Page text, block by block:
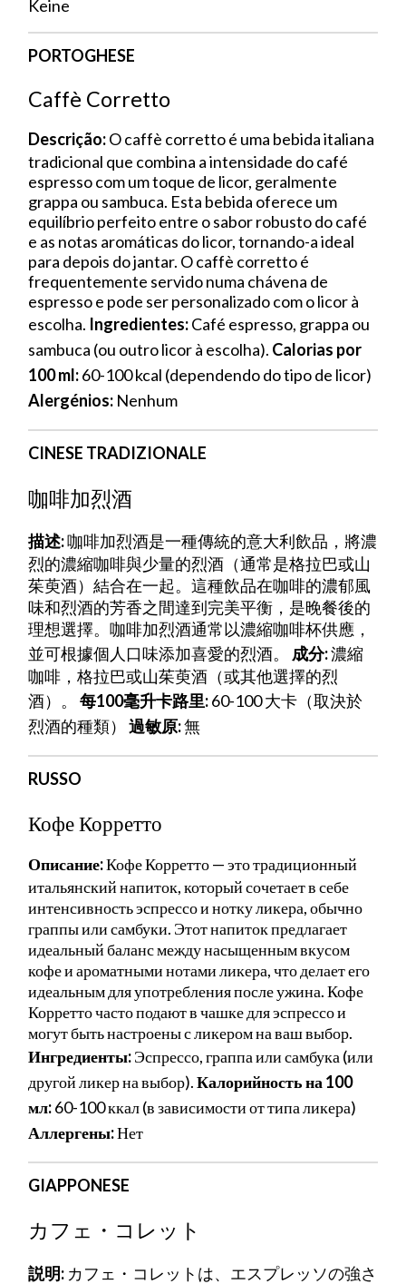
Keine
PORTOGHESE
Caffè Corretto
Descrição:O caffè corretto é uma bebida italiana
tradicional que combina a intensidade do café
espresso com um toque de licor, geralmente
grappa ou sambuca. Esta bebida oferece um
equilíbrio perfeito entre o sabor robusto do café
e as notas aromáticas do licor, tornando-a ideal
para depois do jantar. O caffè corretto é
frequentemente servido numa chávena de
espresso e pode ser personalizado com o licor à
escolha. Ingredientes:Café espresso, grappa ou
sambuca (ou outro licor à escolha). Calorias por
100 ml:60-100 kcal (dependendo do tipo de licor)
Alergénios: Nenhum
CINESE TRADIZIONALE
咖啡加烈酒
描述:咖啡加烈酒是一種傳統的意大利飲品，將濃
烈的濃縮咖啡與少量的烈酒（通常是格拉巴或山
茱萸酒）結合在一起。這種飲品在咖啡的濃郁風
味和烈酒的芳香之間達到完美平衡，是晚餐後的
理想選擇。咖啡加烈酒通常以濃縮咖啡杯供應，
並可根據個人口味添加喜愛的烈酒。 成分:濃縮
咖啡，格拉巴或山茱萸酒（或其他選擇的烈
酒）。 每100毫升卡路里:60-100 大卡（取決於
烈酒的種類） 過敏原:無
RUSSO
Кофе Корретто
Описание:Кофе Корретто — это традиционный
итальянский напиток, который сочетает в себе
интенсивность эспрессо и нотку ликера, обычно
граппы или самбуки. Этот напиток предлагает
идеальный баланс между насыщенным вкусом
кофе и ароматными нотами ликера, что делает его
идеальным для употребления после ужина. Кофе
Корретто часто подают в чашке для эспрессо и
могут быть настроены с ликером на ваш выбор.
Ингредиенты:Эспрессо, граппа или самбука (или
другой ликер на выбор).Калорийность на 100
мл:60-100 ккал (в зависимости от типа ликера)
Аллергены:Нет
GIAPPONESE
カフェ・コレット
説明: カフェ・コレットは、エスプレッソの強さ